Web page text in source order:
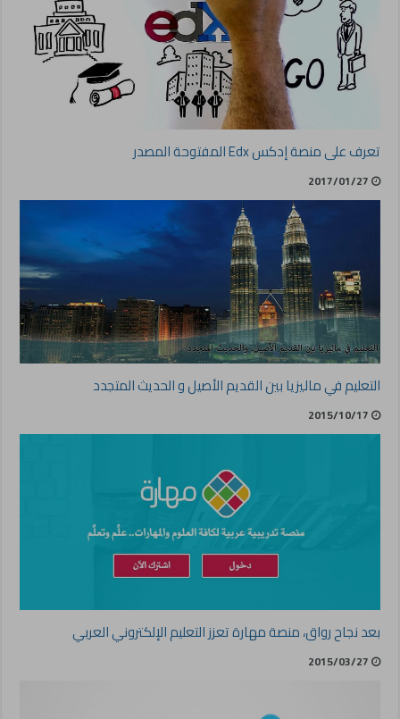
تعرف على منصة إدكس Edx المفتوحة المصدر
2017/01/27
التعليم في ماليزيا بين القديم الأصيل و الحديث المتجدد
2015/10/17
بعد نجاح رواق، منصة مهارة تعزز التعليم الإلكتروني العربي
2015/03/27